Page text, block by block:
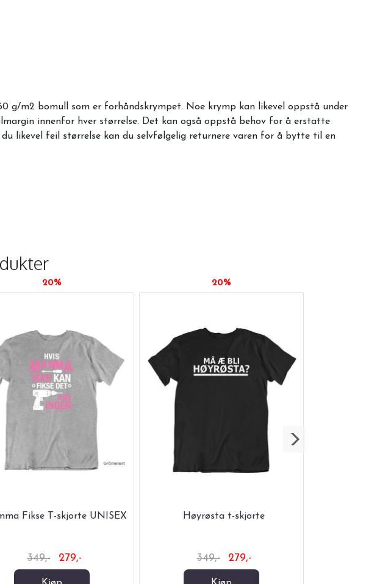
g/m2 bomull som er forhåndskrympet. Noe krymp kan likevel oppstå under
innenfor hver størrelse. Det kan også oppstå behov for å erstatte
likevel feil størrelse kan du selvfølgelig returnere varen for å bytte til en
20%
Fikse T-skjorte UNISEX
349,- 279,-
20%
Høyrøsta t-skjorte
349,- 279,-